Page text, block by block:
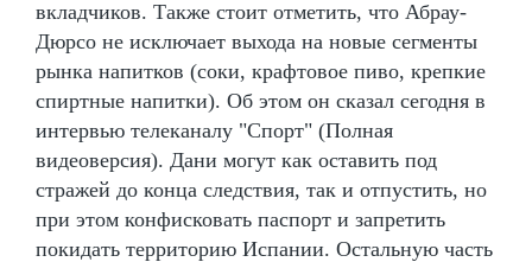
вкладчиков. Также стоит отметить, что Абрау-
Дюрсо не исключает выхода на новые сегменты
рынка напитков (соки, крафтовое пиво, крепкие
спиртные напитки). Об этом он сказал сегодня в
интервью телеканалу "Спорт" (Полная
видеоверсия). Дани могут как оставить под
стражей до конца следствия, так и отпустить, но
при этом конфисковать паспорт и запретить
покидать территорию Испании. Остальную часть